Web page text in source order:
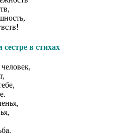
в стихах